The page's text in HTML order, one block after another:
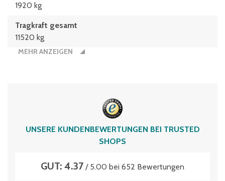
1920 kg
Tragkraft gesamt
11520 kg
MEHR ANZEIGEN
UNSERE KUNDENBEWERTUNGEN BEI TRUSTED
SHOPS
GUT: 4.37 / 5.00 bei 652 Bewertungen